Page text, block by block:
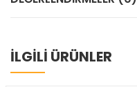
İLGİLİ ÜRÜNLER